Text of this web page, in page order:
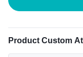
Product Custom